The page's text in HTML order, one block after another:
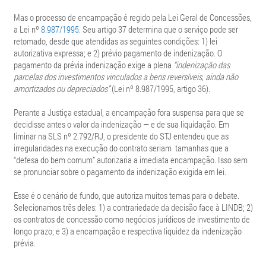
Mas o processo de encampação é regido pela Lei Geral de Concessões,
a Lei nº 8.987/1995. Seu artigo 37 determina que o serviço pode ser
retomado, desde que atendidas as seguintes condições: 1) lei
autorizativa expressa; e 2) prévio pagamento de indenização. O
pagamento da prévia indenização exige a plena “indenização das
parcelas dos investimentos vinculados a bens reversíveis, ainda não
amortizados ou depreciados”(Lei nº 8.987/1995, artigo 36).
Perante a Justiça estadual, a encampação fora suspensa para que se
decidisse antes o valor da indenização — e de sua liquidação. Em
liminar na SLS nº 2.792/RJ, o presidente do STJ entendeu que as
irregularidades na execução do contrato seriam tamanhas que a
“defesa do bem comum” autorizaria a imediata encampação. Isso sem
se pronunciar sobre o pagamento da indenização exigida em lei.
Esse é o cenário de fundo, que autoriza muitos temas para o debate.
Selecionamos três deles: 1) a contrariedade da decisão face à LINDB; 2)
os contratos de concessão como negócios jurídicos de investimento de
longo prazo; e 3) a encampação e respectiva liquidez da indenização
prévia.